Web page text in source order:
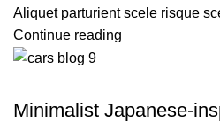
Aliquet parturient scele risque
Continue reading
Minimalist Japanese-